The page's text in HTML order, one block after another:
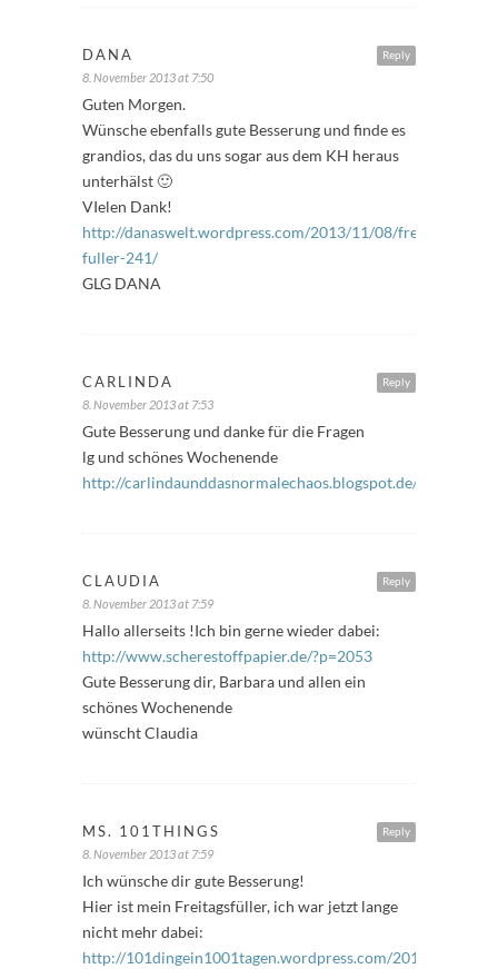
Reply
DANA
8. November 2013 at 7:50
Guten Morgen.
Wünsche ebenfalls gute Besserung und finde es
grandios, das du uns sogar aus dem KH heraus
unterhälst 🙂
VIelen Dank!
http://danaswelt.wordpress.com/2013/11/08/freitags-
fuller-241/
GLG DANA
Reply
CARLINDA
8. November 2013 at 7:53
Gute Besserung und danke für die Fragen
lg und schönes Wochenende
http://carlindaunddasnormalechaos.blogspot.de/
Reply
CLAUDIA
8. November 2013 at 7:59
Hallo allerseits !Ich bin gerne wieder dabei:
http://www.scherestoffpapier.de/?p=2053
Gute Besserung dir, Barbara und allen ein
schönes Wochenende
wünscht Claudia
Reply
MS. 101THINGS
8. November 2013 at 7:59
Ich wünsche dir gute Besserung!
Hier ist mein Freitagsfüller, ich war jetzt lange
nicht mehr dabei:
http://101dingein1001tagen.wordpress.com/2013/11/08/